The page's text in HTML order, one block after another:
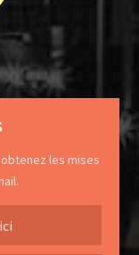
les mises